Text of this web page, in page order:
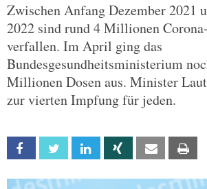
Zwischen Anfang Dezember 2021
2022 sind rund 4 Millionen
verfallen. Im April ging das
Bundesgesundheitsministerium
Millionen Dosen aus. Minister
zur vierten Impfung für jeden.
Facebook Twitter Linkedin Xing Email